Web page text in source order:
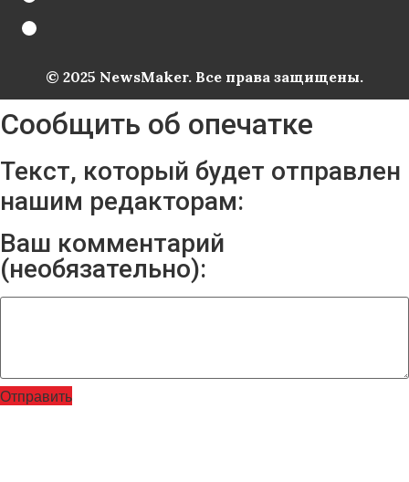
© 2025 NewsMaker. Все права защищены.
Сообщить об опечатке
Текст, который будет отправлен
нашим редакторам:
Ваш комментарий
(необязательно):
Отправить